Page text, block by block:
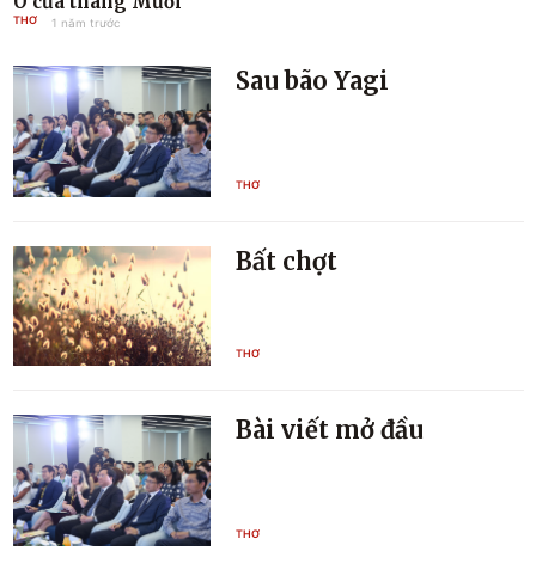
THƠ 1 năm trước
Sau bão Yagi
THƠ
Bất chợt
THƠ
Bài viết mở đầu
THƠ